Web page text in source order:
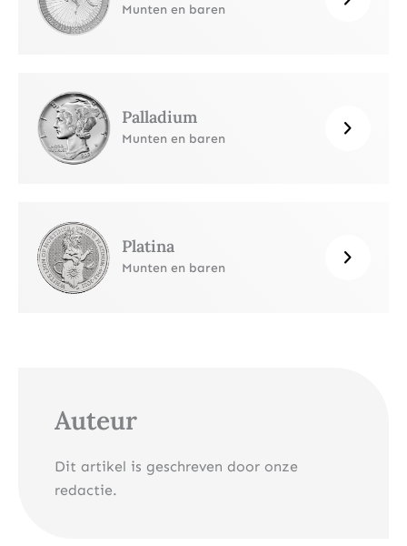
Munten en baren
Palladium
Munten en baren
Platina
Munten en baren
Auteur
Dit artikel is geschreven door onze
redactie.